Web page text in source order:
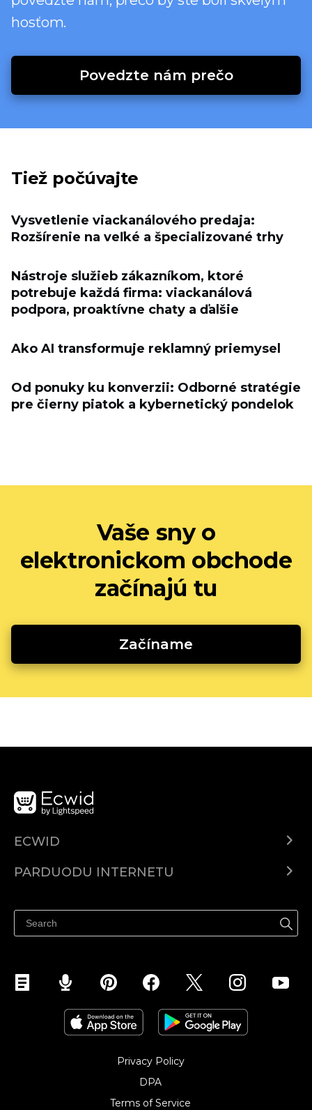
hosťom.
Povedzte nám prečo
Tiež počúvajte
Vysvetlenie viackanálového predaja:
Rozšírenie na veľké a špecializované trhy
Nástroje služieb zákazníkom, ktoré
potrebuje každá firma: viackanálová
podpora, proaktívne chaty a ďalšie
Ako AI transformuje reklamný priemysel
Od ponuky ku konverzii: Odborné stratégie
pre čierny piatok a kybernetický pondelok
Vaše sny o
elektronickom obchode
začínajú tu
Začíname
ECWID
Kainodara
PARDUODU INTERNETU
Parduodu Facebook
Parduodu Instagram
Privacy Policy
DPA
Terms of Service